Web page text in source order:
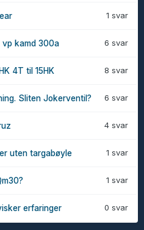
1 svar
6 svar
vp kamd 300a
8 svar
4T til 15HK
6 svar
Sliten Jokerventil?
4 svar
1 svar
uten targabøyle
1 svar
0 svar
erfaringer